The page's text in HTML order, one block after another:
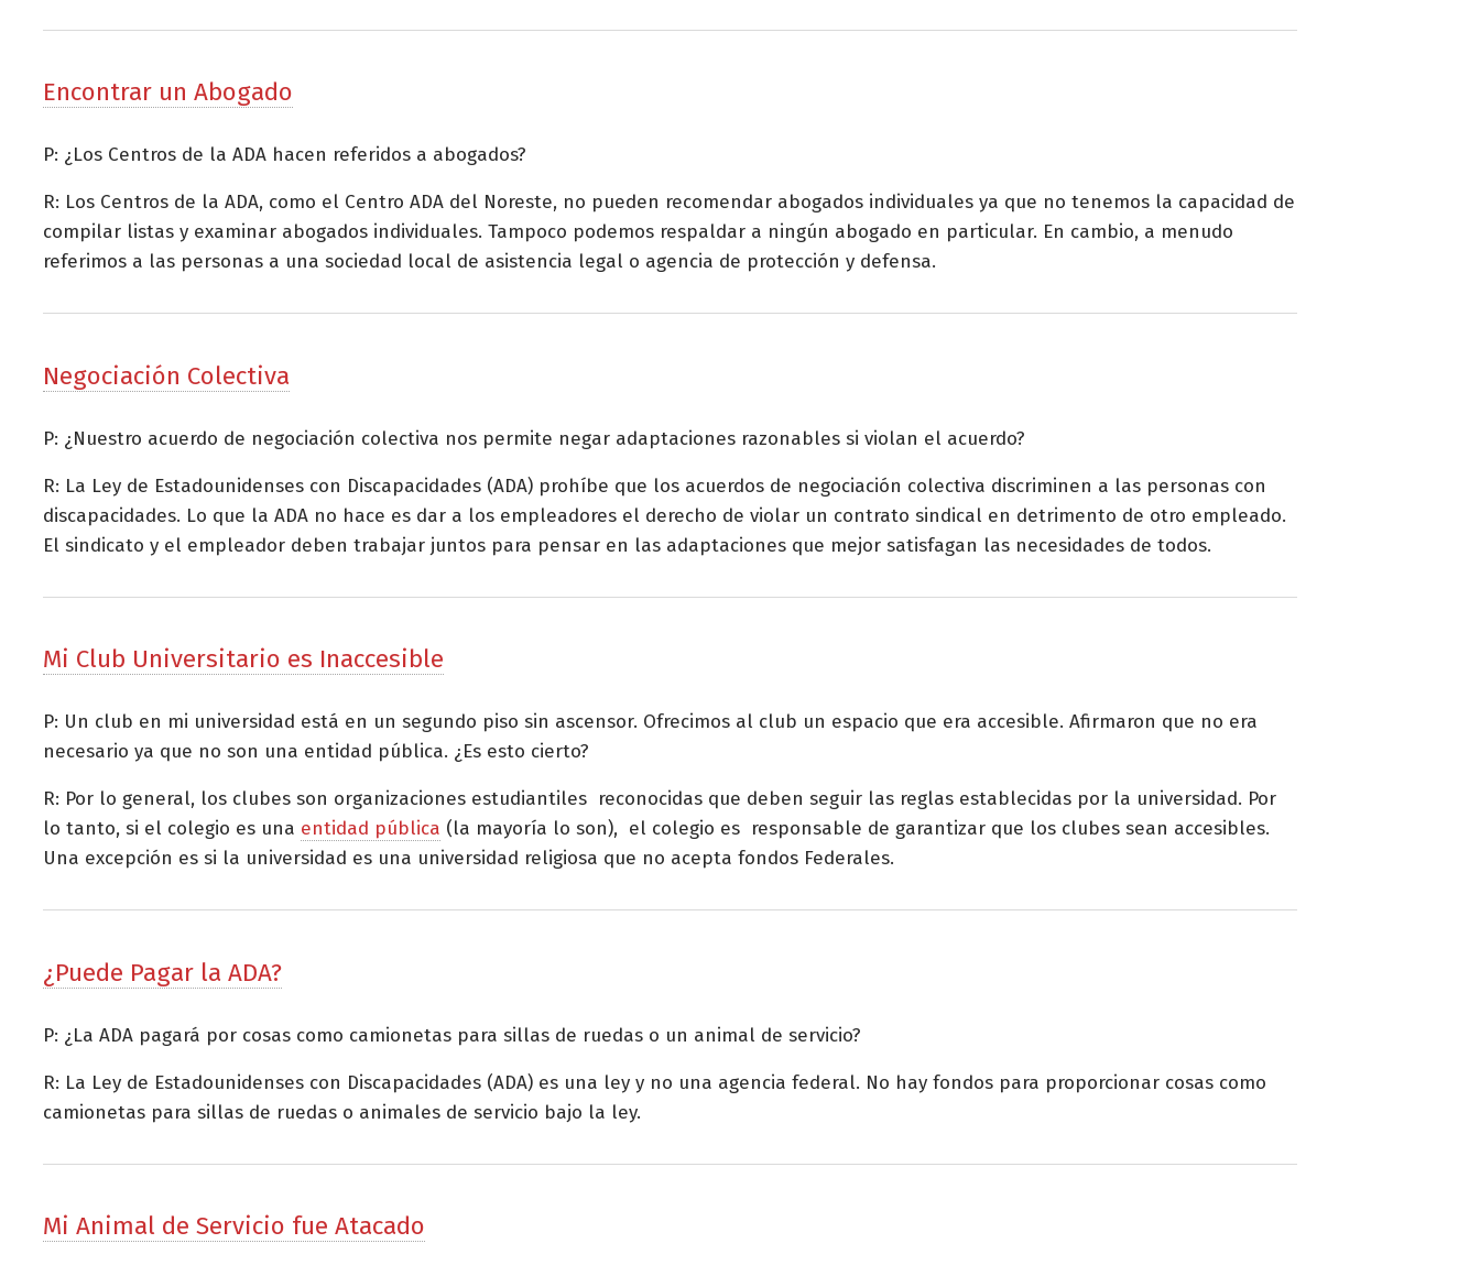
Encontrar un Abogado
P: ¿Los Centros de la ADA hacen referidos a abogados?
R: Los Centros de la ADA, como el Centro ADA del Noreste, no pueden recomendar abogados individuales ya que no tenemos la capacidad de
compilar listas y examinar abogados individuales. Tampoco podemos respaldar a ningún abogado en particular. En cambio, a menudo
referimos a las personas a una sociedad local de asistencia legal o agencia de protección y defensa.
Negociación Colectiva
P: ¿Nuestro acuerdo de negociación colectiva nos permite negar adaptaciones razonables si violan el acuerdo?
R: La Ley de Estadounidenses con Discapacidades (ADA) prohíbe que los acuerdos de negociación colectiva discriminen a las personas con
discapacidades. Lo que la ADA no hace es dar a los empleadores el derecho de violar un contrato sindical en detrimento de otro empleado.
El sindicato y el empleador deben trabajar juntos para pensar en las adaptaciones que mejor satisfagan las necesidades de todos.
Mi Club Universitario es Inaccesible
P: Un club en mi universidad está en un segundo piso sin ascensor. Ofrecimos al club un espacio que era accesible. Afirmaron que no era
necesario ya que no son una entidad pública. ¿Es esto cierto?
R: Por lo general, los clubes son organizaciones estudiantiles reconocidas que deben seguir las reglas establecidas por la universidad. Por
lo tanto, si el colegio es una entidad pública (la mayoría lo son), el colegio es responsable de garantizar que los clubes sean accesibles.
Una excepción es si la universidad es una universidad religiosa que no acepta fondos Federales.
¿Puede Pagar la ADA?
P: ¿La ADA pagará por cosas como camionetas para sillas de ruedas o un animal de servicio?
R: La Ley de Estadounidenses con Discapacidades (ADA) es una ley y no una agencia federal. No hay fondos para proporcionar cosas como
camionetas para sillas de ruedas o animales de servicio bajo la ley.
Mi Animal de Servicio fue Atacado